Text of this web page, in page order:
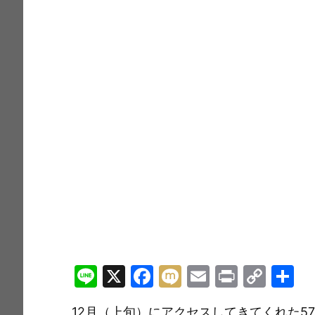
Li X
F
M E
Pr C
12月（上旬）にアクセスしてきてくれた57